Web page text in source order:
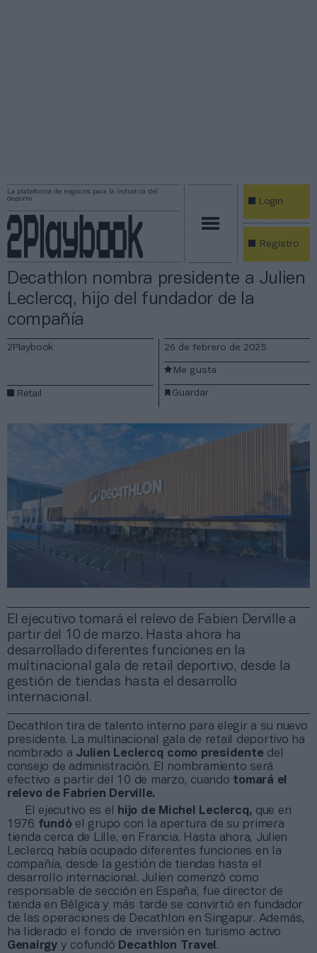
La plataforma de negocios para la industria del
deporte
Login
Registro
Decathlon nombra presidente a Julien
Leclercq, hijo del fundador de la
compañía
El ejecutivo tomará el relevo de Fabien Derville a
partir del 10 de marzo. Hasta ahora ha
desarrollado diferentes funciones en la
multinacional gala de retail deportivo, desde la
gestión de tiendas hasta el desarrollo
internacional.
2Playbook
Retail
26 de febrero de 2025
Guardar
Me gusta
Decathlon tira de talento interno para elegir a su nuevo
presidente. La multinacional gala de retail deportivo ha
nombrado a Julien Leclercq como presidente del
consejo de administración. El nombramiento será
efectivo a partir del 10 de marzo, cuando tomará el
relevo de Fabrien Derville.
El ejecutivo es el
hijo de Michel Leclercq, que en
1976 fundó el grupo con la apertura de su primera
tienda cerca de Lille, en Francia. Hasta ahora, Julien
Leclercq había ocupado diferentes funciones en la
compañía, desde la gestión de tiendas hasta el
desarrollo internacional. Julien comenzó como
responsable de sección en España, fue director de
tienda en Bélgica y más tarde se convirtió en fundador
de las operaciones de Decathlon en Singapur. Además,
ha liderado el fondo de inversión en turismo activo
Genairgyy cofundó Decathlon Travel .